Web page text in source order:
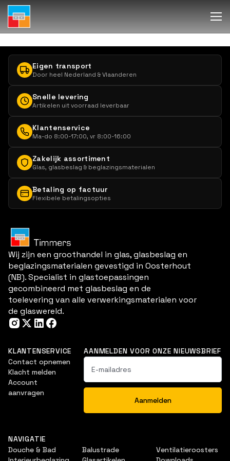
Eigen transport
Door heel Nederland & Vlaanderen
Snelle levering
Artikelen uit voorraad leverbaar
Klantenservice
Ma-do 8:00-17:00, vr 8:00-16:00
Zakelijk assortiment
Glas, glasbeslag & beglazingsmaterialen
Betaling op factuur
Flexibele betalingsopties
Wij zijn een groothandel in glas, glasbeslag en
beglazingsmaterialen gevestigd in Oosterhout
(NB). Specialist in glastoepassingen
gecombineerd met glasbeslag en de
toelevering van alle verwerkingsmaterialen voor
de glaswereld.
KLANTENSERVICE
Contact opnemen
Klacht melden
Account
aanvragen
AANMELDEN VOOR ONZE NIEUWSBRIEF
NAVIGATIE
Douche & Bad
Balustrade
Ventilatieroosters